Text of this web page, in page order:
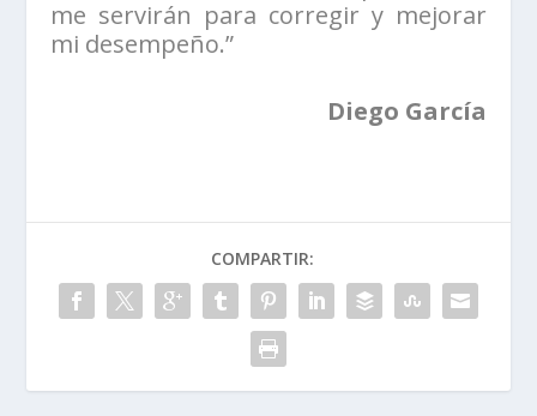
me servirán para corregir y mejorar
mi desempeño.”
Diego García
COMPARTIR: